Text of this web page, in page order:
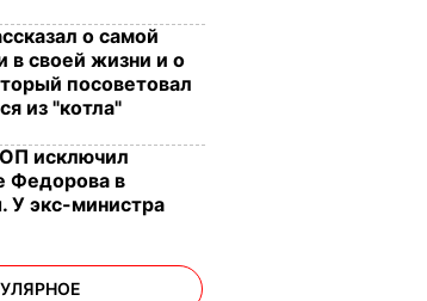
о самой
в своей жизни и о
посоветовал
из "котла"
исключил
Федорова в
У экс-министра